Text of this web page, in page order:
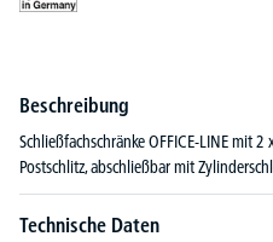
Beschreibung
Schließfachschränke OFFICE-LINE mit
Postschlitz, abschließbar mit
Technische Daten